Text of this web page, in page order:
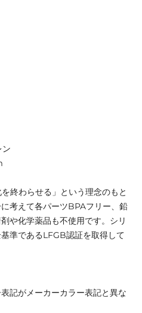
ン
終わらせる」という理念のもと
考えて各パーツBPAフリー、鉛
や化学薬品も不使用です。シリ
準であるLFGB認証を取得して
記がメーカーカラー表記と異な